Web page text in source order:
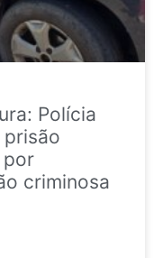
Polícia
por
criminosa